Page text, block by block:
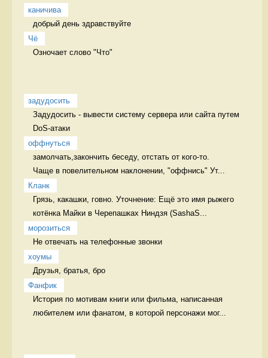
каничива
добрый день здравствуйте
Чё
Озночает слово "Что"
задудосить
Задудосить - вывести систему сервера или сайта путем
DoS-атаки
оффнуться
замолчать,закончить беседу, отстать от кого-то.
Чаще в повелительном наклонении, "оффнись" Ут...
Кланк
Грязь, какашки, говно. Уточнение: Ещё это имя рыжего
котёнка Майки в Черепашках Ниндзя (SashaS...
морозиться
Не отвечать на телефонные звонки
хоумы
Друзья, братья, бро
Фанфик
История по мотивам книги или фильма, написанная
любителем или фанатом, в которой персонажи мог...